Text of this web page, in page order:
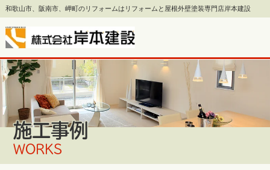
和歌山市、阪南市、岬町のリフォームはリフォームと屋根外壁塗装専門店岸本建設
施工事例
WORKS